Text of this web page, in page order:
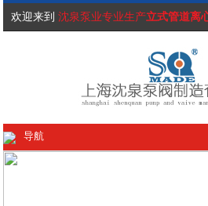
欢迎来到沈泉泵业专业生产立式管道离
导航